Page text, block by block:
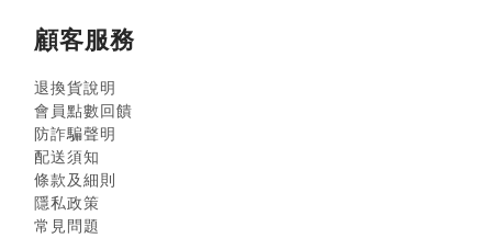
顧客服務
退換貨說明
會員點數回饋
防詐騙聲明
配送須知
條款及細則
隱私政策
常見問題